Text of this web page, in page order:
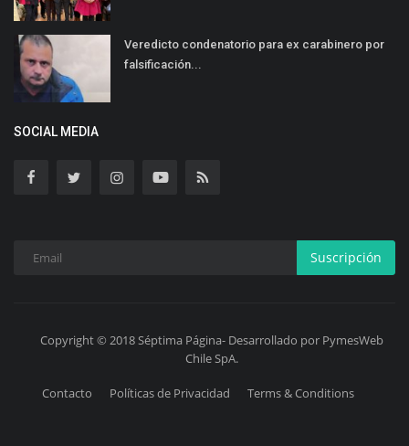
Veredicto condenatorio para ex carabinero por
falsificación...
SOCIAL MEDIA
Suscripción
Copyright © 2018 Séptima Página- Desarrollado por PymesWeb
Chile SpA.
Contacto Políticas de Privacidad Terms & Conditions